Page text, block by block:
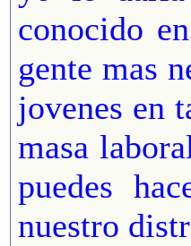
conocido
gente mas
jovenes en
masa
puedes
nuestro